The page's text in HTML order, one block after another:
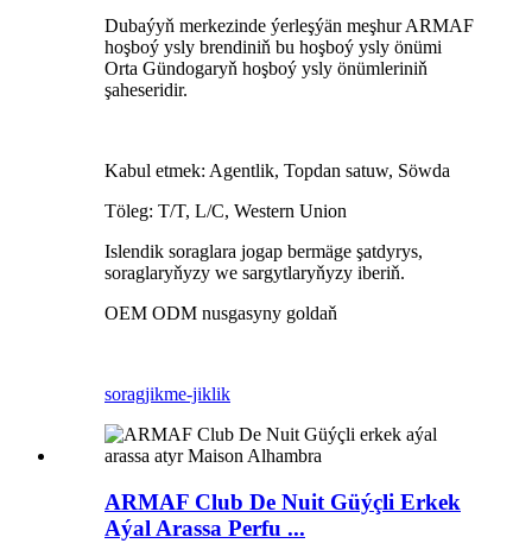
Dubaýyň merkezinde ýerleşýän meşhur ARMAF
hoşboý ysly brendiniň bu hoşboý ysly önümi
Orta Gündogaryň hoşboý ysly önümleriniň
şaheseridir.
Kabul etmek: Agentlik, Topdan satuw, Söwda
Töleg: T/T, L/C, Western Union
Islendik soraglara jogap bermäge şatdyrys,
soraglaryňyzy we sargytlaryňyzy iberiň.
OEM ODM nusgasyny goldaň
soragjikme-jiklik
ARMAF Club De Nuit Güýçli Erkek
Aýal Arassa Perfu ...